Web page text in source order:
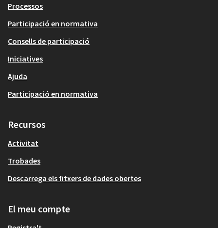
Processos
Participació en normativa
Consells de participació
Iniciatives
Ajuda
Participació en normativa
Recursos
Activitat
Trobades
Descarrega els fitxers de dades obertes
El meu compte